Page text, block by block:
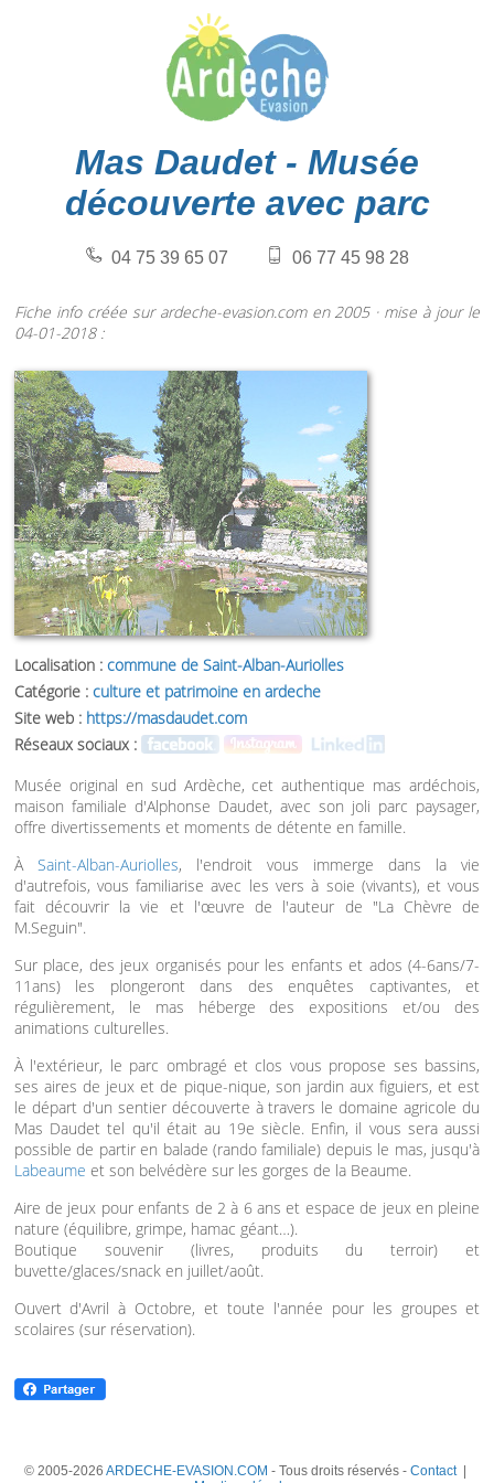
Mas Daudet - Musée
découverte avec parc
04 75 39 65 07 06 77 45 98 28
Fiche info créée sur ardeche-evasion.com en 2005 · mise à jour le
04-01-2018 :
Localisation : commune de Saint-Alban-Auriolles
Catégorie : culture et patrimoine en ardeche
Site web : https://masdaudet.com
Réseaux sociaux :
Musée original en sud Ardèche, cet authentique mas ardéchois,
maison familiale d'Alphonse Daudet, avec son joli parc paysager,
offre divertissements et moments de détente en famille.
À Saint-Alban-Auriolles, l'endroit vous immerge dans la vie
d'autrefois, vous familiarise avec les vers à soie (vivants), et vous
fait découvrir la vie et l'œuvre de l'auteur de "La Chèvre de
M.Seguin".
Sur place, des jeux organisés pour les enfants et ados (4-6ans/7-
11ans) les plongeront dans des enquêtes captivantes, et
régulièrement, le mas héberge des expositions et/ou des
animations culturelles.
À l'extérieur, le parc ombragé et clos vous propose ses bassins,
ses aires de jeux et de pique-nique, son jardin aux figuiers, et est
le départ d'un sentier découverte à travers le domaine agricole du
Mas Daudet tel qu'il était au 19e siècle. Enfin, il vous sera aussi
possible de partir en balade (rando familiale) depuis le mas, jusqu'à
Labeaume et son belvédère sur les gorges de la Beaume.
Aire de jeux pour enfants de 2 à 6 ans et espace de jeux en pleine
nature (équilibre, grimpe, hamac géant…).
Boutique souvenir (livres, produits du terroir) et
buvette/glaces/snack en juillet/août.
Ouvert d'Avril à Octobre, et toute l'année pour les groupes et
scolaires (sur réservation).
© 2005-2026 ARDECHE-EVASION.COM - Tous droits réservés - Contact|